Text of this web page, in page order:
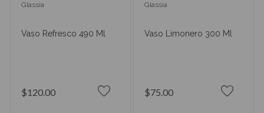
Glassia
Vaso Refresco 490 Ml
$120.00
Glassia
Vaso Limonero 300 Ml
$75.00